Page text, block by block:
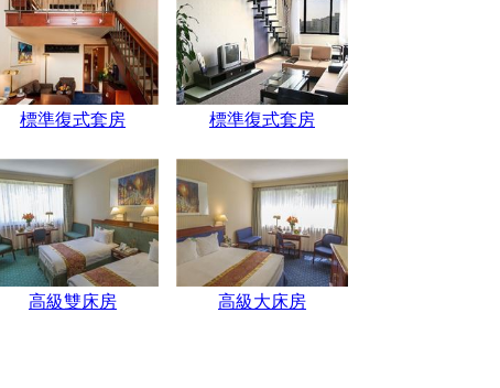
標準復式套房 標準復式套房
高級雙床房 高級大床房